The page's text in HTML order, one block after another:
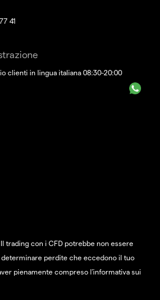
41
clienti in lingua italiana 08:30-20:00
trading con i CFD potrebbe non essere
perdite che eccedono il tuo
pienamente compreso l'informativa sui